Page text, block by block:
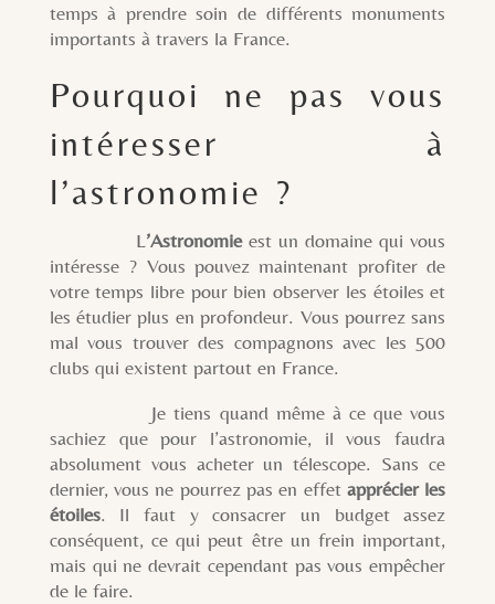
temps à prendre soin de différents monuments
importants à travers la France.
Pourquoi ne pas vous
intéresser à
l’astronomie ?
L ’Astronomieest un domaine qui vous
intéresse ? Vous pouvez maintenant profiter de
votre temps libre pour bien observer les étoiles et
les étudier plus en profondeur. Vous pourrez sans
mal vous trouver des compagnons avec les 500
clubs qui existent partout en France.
Je tiens quand même à ce que vous
sachiez que pour l’astronomie, il vous faudra
absolument vous acheter un télescope. Sans ce
dernier, vous ne pourrez pas en effet apprécier les
étoiles. Il faut y consacrer un budget assez
conséquent, ce qui peut être un frein important,
mais qui ne devrait cependant pas vous empêcher
de le faire.